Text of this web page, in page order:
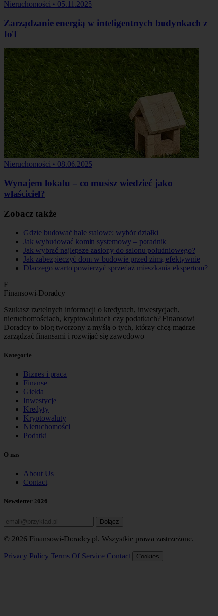
Nieruchomości • 05.11.2025
Zarządzanie energią w inteligentnych budynkach z
IoT
Nieruchomości • 08.06.2025
Wynajem lokalu – co musisz wiedzieć jako
właściciel?
Zobacz także
Gdzie budować hale stalowe: wybór działki
Jak wybudować komin systemowy – poradnik
Jak wybrać najlepsze zasłony do salonu południowego?
Jak zabezpieczyć dom w budowie przed zimą efektywnie
Dlaczego warto powierzyć sprzedaż mieszkania ekspertom?
F
Finansowi-Doradcy
Szukasz rzetelnych informacji o kredytach, inwestycjach,
nieruchomościach, kryptowalutach czy podatkach? Finansowi
Doradcy to blog tworzony z myślą o tych, którzy chcą mądrze
zarządzać finansami i rozwijać się zawodowo.
Kategorie
Biznes i praca
Finanse
Giełda
Inwestycje
Kredyty
Kryptowaluty
Nieruchomości
Podatki
O nas
About Us
Contact
Newsletter 2026
Dołącz
© 2026 Finansowi-Doradcy.pl. Wszystkie prawa zastrzeżone.
Privacy Policy Terms Of Service Contact Cookies